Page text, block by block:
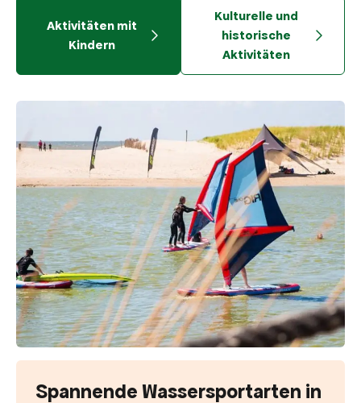
Aktivitäten mit
Kindern
Kulturelle und
historische
Aktivitäten
Spannende Wassersportarten in